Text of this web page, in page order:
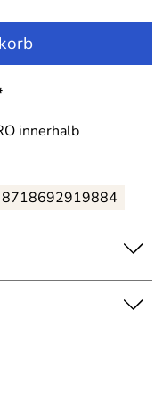
innerhalb
8718692919884
Partykleid Celena